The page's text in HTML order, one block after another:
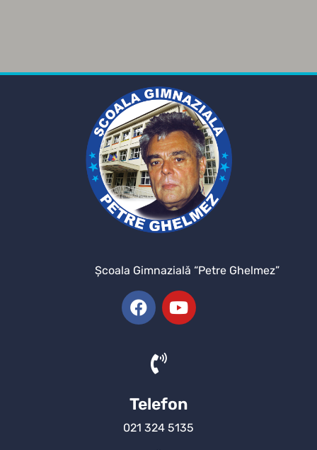
Şcoala Gimnazială “Petre Ghelmez”
Telefon
021 324 5135